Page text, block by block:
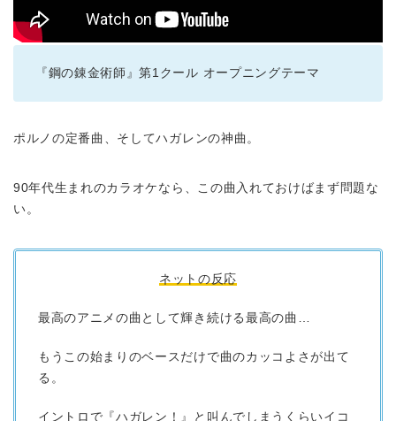
『鋼の錬金術師』第1クール オープニングテーマ
ポルノの定番曲、そしてハガレンの神曲。
90年代生まれのカラオケなら、この曲入れておけばまず問題な
い。
ネットの反応
最高のアニメの曲として輝き続ける最高の曲…
もうこの始まりのベースだけで曲のカッコよさが出て
る。
イントロで『ハガレン！』と叫んでしまうくらいイコ